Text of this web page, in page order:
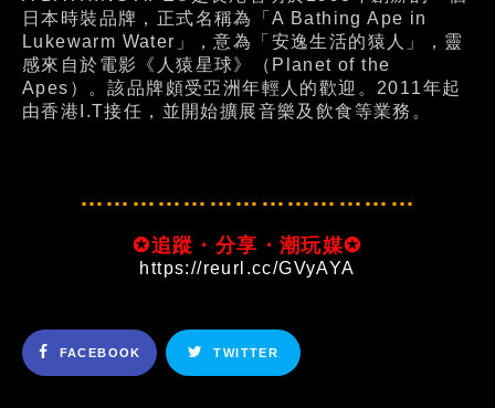
日本時裝品牌，正式名稱為「A Bathing Ape in
Lukewarm Water」，意為「安逸生活的猿人」，靈
感來自於電影《人猿星球》（Planet of the
Apes）。該品牌頗受亞洲年輕人的歡迎。2011年起
由香港I.T接任，並開始擴展音樂及飲食等業務。
…………………………………
✪追蹤・分享・潮玩媒✪
https://reurl.cc/GVyAYA
FACEBOOK TWITTER